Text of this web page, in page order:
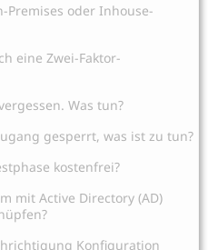
Premises oder Inhouse-
eine Zwei-Faktor-
Was tun?
gesperrt, was ist zu tun?
kostenfrei?
mit Active Directory (AD)
Konfiguration